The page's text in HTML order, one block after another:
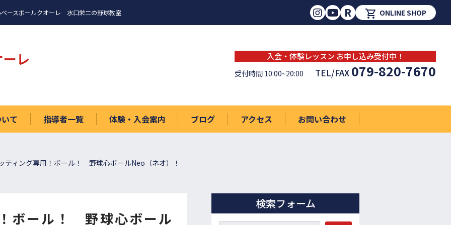
ースボールクオーレ 水口栄二の野球教室 R shopping_cart ONLINE SHOP
レ 入会・体験レッスン お申し込み受付中！
受付時間 10:00~20:00 TEL/FAX 079-820-7670
て 指導者一覧 体験・入会案内 ブログ アクセス お問い合わせ
ティング専用！ボール！ 野球心ボールNeo（ネオ）！
ボール！ 野球心ボール
検索フォーム